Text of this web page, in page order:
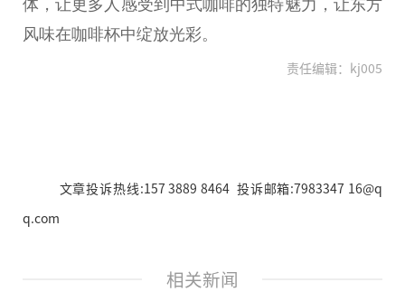
体，让更多人感受到中式咖啡的独特魅力，让东方
风味在咖啡杯中绽放光彩。
责任编辑：kj005
文章投诉热线:157 3889 8464 投诉邮箱:7983347 16@q
q.com
相关新闻